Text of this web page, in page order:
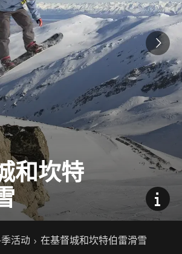
和坎特
活动 在基督城和坎特伯雷滑雪